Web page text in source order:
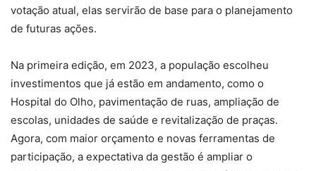
votação atual, elas servirão de base para o planejamento
de futuras ações.
Na primeira edição, em 2023, a população escolheu
investimentos que já estão em andamento, como o
Hospital do Olho, pavimentação de ruas, ampliação de
escolas, unidades de saúde e revitalização de praças.
Agora, com maior orçamento e novas ferramentas de
participação, a expectativa da gestão é ampliar o